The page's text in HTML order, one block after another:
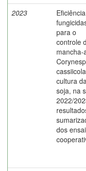
2023
para o
controle
mancha-
cultura da
soja, na
2022/
dos